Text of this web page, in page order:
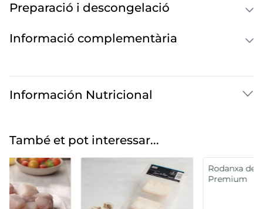
Preparació i descongelació
Informació complementària
Información Nutricional
També et pot interessar...
Rodanxa de rap
Premium